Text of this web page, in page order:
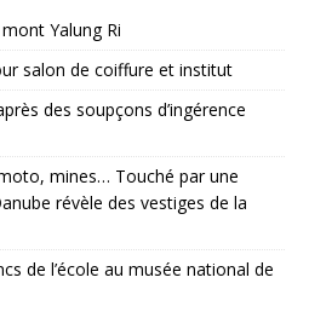
Yalung Ri
salon de coiffure et institut
des soupçons d’ingérence
mines… Touché par une
révèle des vestiges de la
de l’école au musée national de